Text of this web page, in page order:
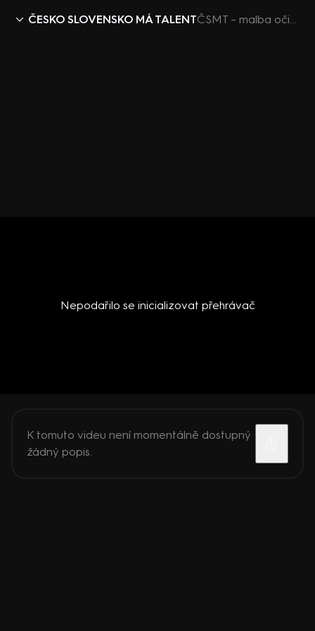
ČESKO SLOVENSKO MÁ TALENT ČSMT – malba očima
Nepodařilo se inicializovat přehrávač
K tomuto videu není momentálně dostupný
žádný popis.